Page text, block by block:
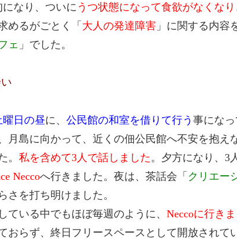
なり、ついに うつ状態になって食欲がなくなり
めるがごとく「 大人の発達障害 」に関する内容
ェ 」でした。
曜日の昼に、 公民館の和室を借りて行う 事にな
月島に向かって、近くの佃公民館へ不安を抱え
。 私を含めて3人で話しました 。夕方になり、3
Neccoへ行きました。夜は、茶話会「 クリエー
さを打ち明けました。
ている中でもほぼ毎週のように、 Neccoに行き
おらず、終日フリースペースとして開放されて